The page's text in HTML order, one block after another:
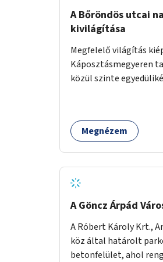
A Bőröndös utcai
kivilágítása
Megfelelő világítás
Káposztásmegyeren
közül szinte
miatt a őszi és téli
járni a gyerekekkel.
Megnézem
A Göncz Árpád
A Róbert Károly Krt.,
köz által határolt
betonfelület, ahol